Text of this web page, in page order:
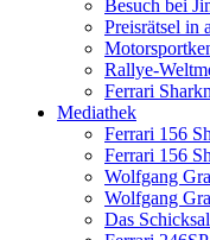
Besuch bei
Preisrätsel in
Rallye-
Ferrari
Mediathek
Ferrari 156
Ferrari 156
Wolfgang
Wolfgang
Das